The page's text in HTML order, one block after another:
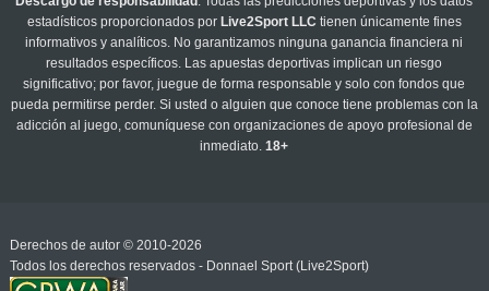
estadísticos proporcionados por Live2Sport LLC tienen únicamente fines
informativos y analíticos. No garantizamos ninguna ganancia financiera ni
resultados específicos. Las apuestas deportivas implican un riesgo
significativo; por favor, juegue de forma responsable y solo con fondos que
pueda permitirse perder. Si usted o alguien que conoce tiene problemas con la
adicción al juego, comuníquese con organizaciones de apoyo profesional de
inmediato.18+
Derechos de autor © 2010-2026
Todos los derechos reservados - Donnael Sport (Live2Sport)